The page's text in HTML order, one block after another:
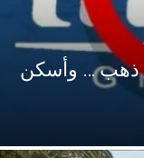
ذهب … وأسكن